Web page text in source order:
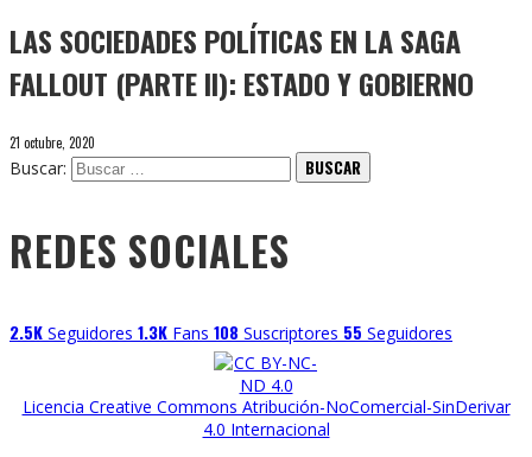
LAS SOCIEDADES POLÍTICAS EN LA SAGA
FALLOUT (PARTE II): ESTADO Y GOBIERNO
21 octubre, 2020
Buscar:
REDES SOCIALES
2.5K Seguidores 1.3K Fans 108 Suscriptores 55 Seguidores
Licencia Creative Commons Atribución-NoComercial-SinDerivar
4.0 Internacional